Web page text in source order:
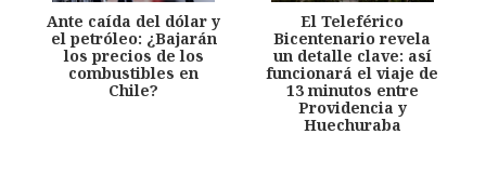
Ante caída del dólar y
el petróleo: ¿Bajarán
los precios de los
combustibles en
Chile?
El Teleférico
Bicentenario revela
un detalle clave: así
funcionará el viaje de
13 minutos entre
Providencia y
Huechuraba